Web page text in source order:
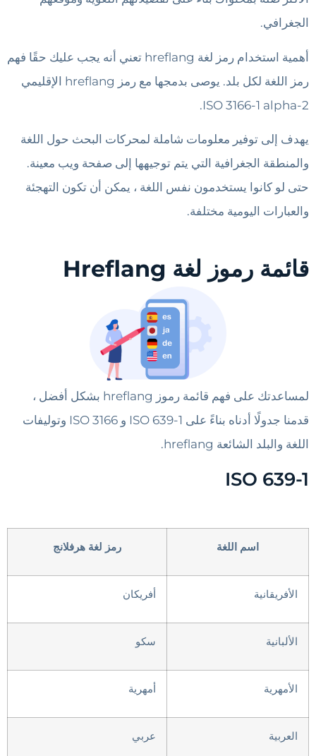
الجغرافي.
أهمية استخدام رمز لغة hreflang تعني أنه يجب عليك حقًا فهم
رمز اللغة لكل بلد. يوصى بدمجها مع رمز hreflang الإقليمي
ISO 3166-1 alpha-2.
يهدف إلى توفير معلومات شاملة لمحركات البحث حول اللغة
والمنطقة الجغرافية التي يتم توجيهها إلى صفحة ويب معينة.
حتى لو كانوا يستخدمون نفس اللغة ، يمكن أن تكون التهجئة
والعبارات اليومية مختلفة.
قائمة رموز لغة Hreflang
لمساعدتك على فهم قائمة رموز hreflang بشكل أفضل ،
قدمنا جدولًا أدناه بناءً على ISO 639-1 و ISO 3166 وتوليفات
اللغة والبلد الشائعة hreflang.
ISO 639-1
اسم اللغة رمز لغة هرفلانج
الأفريقانية أفريكان
الألبانية سكو
الأمهرية أمهرية
العربية عربي